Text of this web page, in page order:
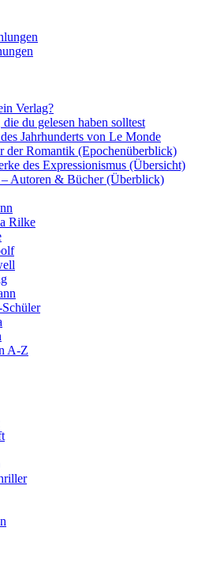
Verlag?
du gelesen haben solltest
Jahrhunderts von Le Monde
der Romantik (Epochenüberblick)
des Expressionismus (Übersicht)
Autoren & Bücher (Überblick)
Rilke
A-Z